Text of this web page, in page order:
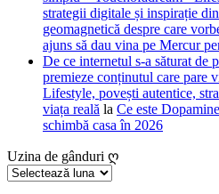
strategii digitale și inspirație
geomagnetică despre care
ajuns să dau vina pe Mercur
De ce internetul s-a săturat de
premieze conținutul care pare
Lifestyle, povești autentice,
viața reală la Ce este
schimbă casa în 2026
Uzina de gânduri ღ
Uzina